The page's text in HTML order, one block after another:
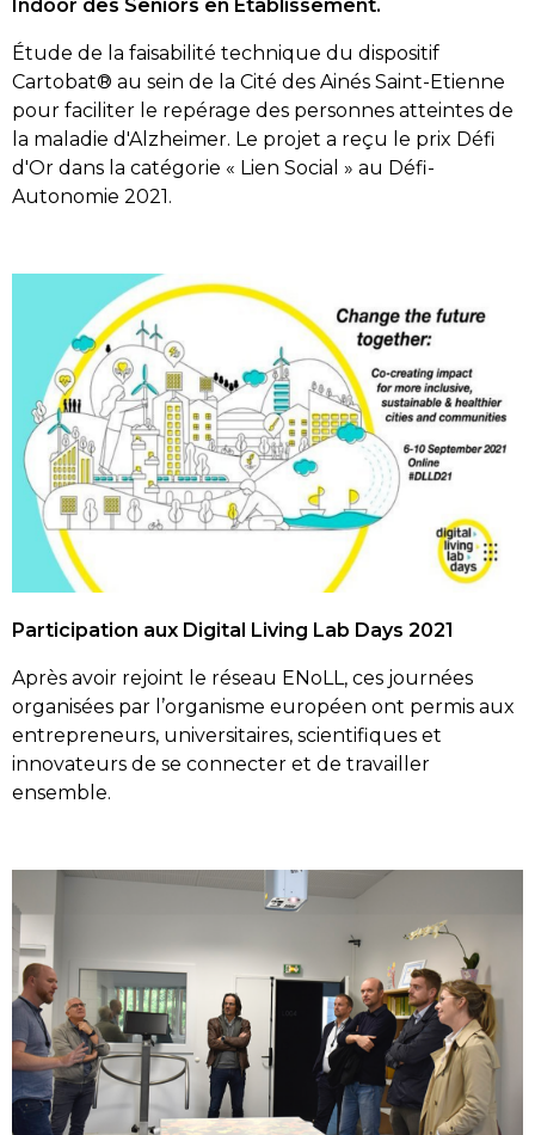
Indoor des Seniors en Établissement.
Étude de la faisabilité technique du dispositif
Cartobat® au sein de la Cité des Ainés Saint-Etienne
pour faciliter le repérage des personnes atteintes de
la maladie d'Alzheimer. Le projet a reçu le prix Défi
d'Or dans la catégorie « Lien Social » au Défi-
Autonomie 2021.
Participation aux Digital Living Lab Days 2021
Après avoir rejoint le réseau ENoLL, ces journées
organisées par l’organisme européen ont permis aux
entrepreneurs, universitaires, scientifiques et
innovateurs de se connecter et de travailler
ensemble.